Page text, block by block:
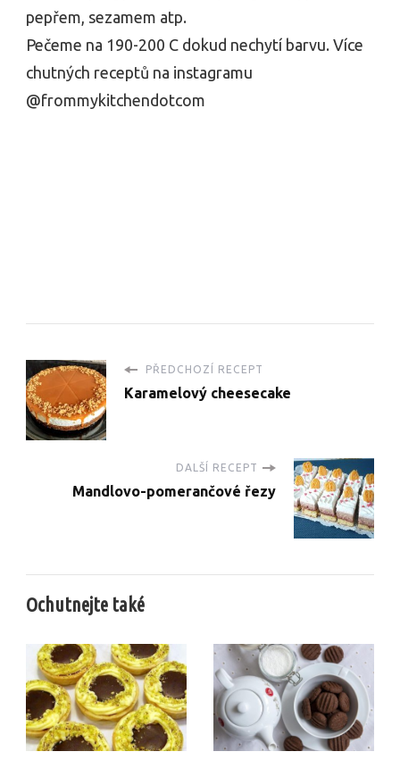
pepřem, sezamem atp.
Pečeme na 190-200 C dokud nechytí barvu. Více
chutných receptů na instagramu
@frommykitchendotcom
PŘEDCHOZÍ RECEPT
Karamelový cheesecake
DALŠÍ RECEPT
Mandlovo-pomerančové řezy
Ochutnejte také